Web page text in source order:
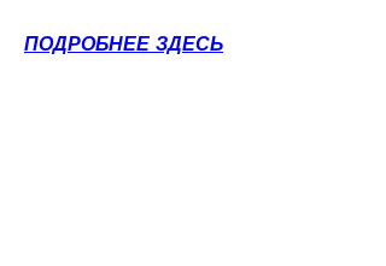
ПОДРОБНЕЕ ЗДЕСЬ